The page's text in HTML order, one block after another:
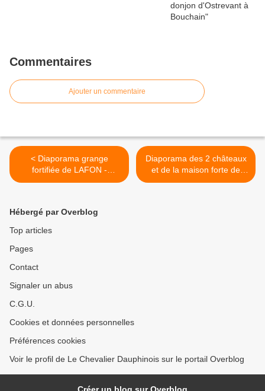
Commentaires
Ajouter un commentaire
< Diaporama grange
fortifiée de LAFON -
Calmont
Diaporama des 2 châteaux
et de la maison forte de
Castelnau de Mandailles >
Hébergé par Overblog
Top articles
Pages
Contact
Signaler un abus
C.G.U.
Cookies et données personnelles
Préférences cookies
Voir le profil de Le Chevalier Dauphinois sur le portail Overblog